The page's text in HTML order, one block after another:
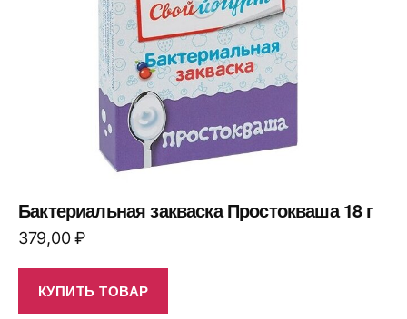
Бактериальная закваска Простокваша 18 г
379,00₽
КУПИТЬ ТОВАР